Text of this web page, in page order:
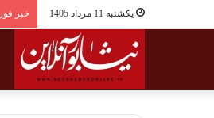
یکشنبه 11 مرداد 1405 خبر